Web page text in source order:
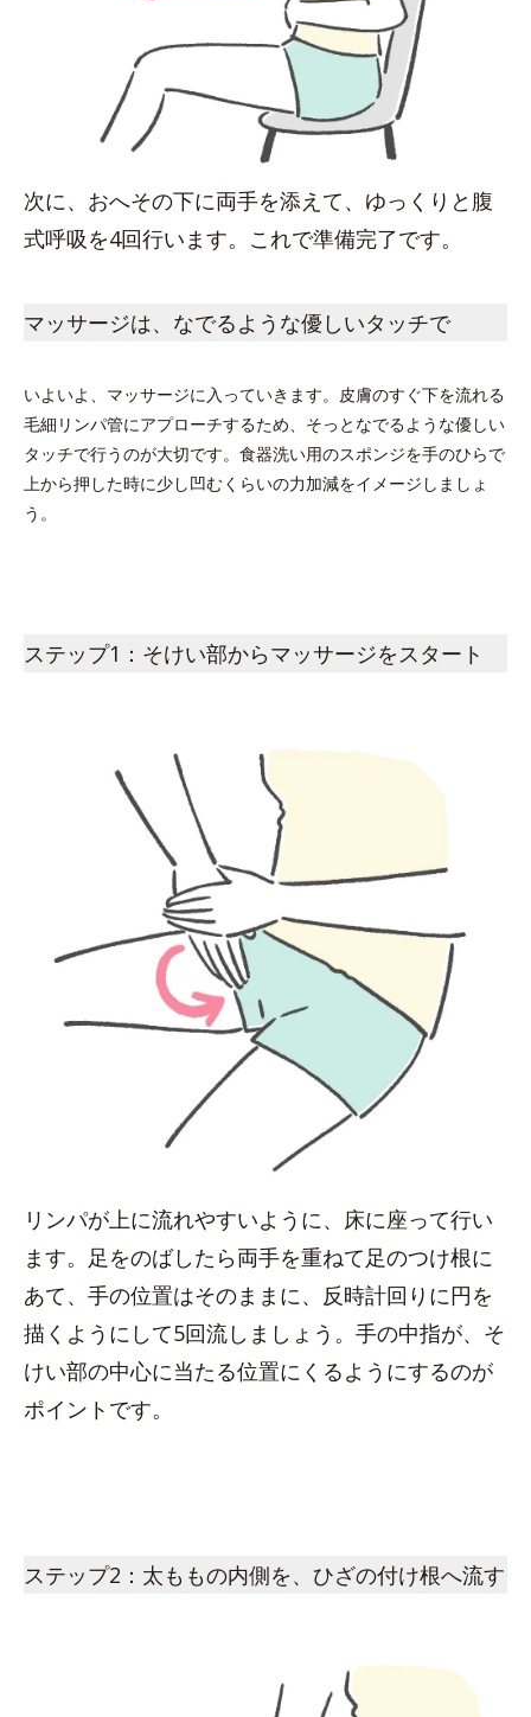
次に、おへその下に両手を添えて、ゆっくりと腹
式呼吸を4回行います。これで準備完了です。
マッサージは、なでるような優しいタッチで
いよいよ、マッサージに入っていきます。皮膚のすぐ下を流れる
毛細リンパ管にアプローチするため、そっとなでるような優しい
タッチで行うのが大切です。食器洗い用のスポンジを手のひらで
上から押した時に少し凹むくらいの力加減をイメージしましょ
う。
ステップ1：そけい部からマッサージをスタート
リンパが上に流れやすいように、床に座って行い
ます。足をのばしたら両手を重ねて足のつけ根に
あて、手の位置はそのままに、反時計回りに円を
描くようにして5回流しましょう。手の中指が、そ
けい部の中心に当たる位置にくるようにするのが
ポイントです。
ステップ2：太ももの内側を、ひざの付け根へ流す